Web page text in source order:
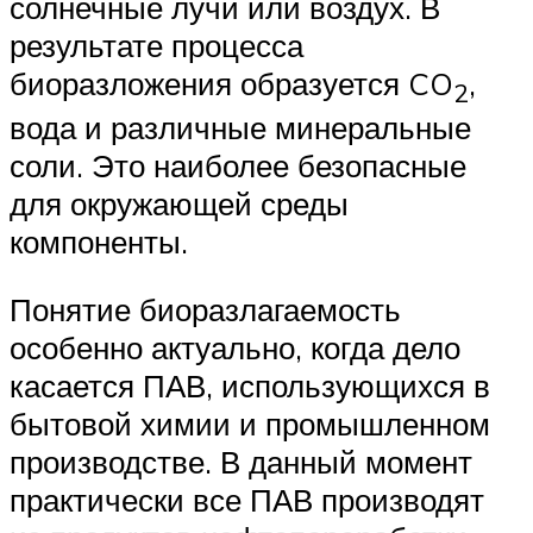
результате процесса
биоразложения образуется CO2,
вода и различные минеральные
соли. Это наиболее безопасные
для окружающей среды
компоненты.
Понятие биоразлагаемость
особенно актуально, когда дело
касается ПАВ, использующихся в
бытовой химии и промышленном
производстве. В данный момент
практически все ПАВ производят